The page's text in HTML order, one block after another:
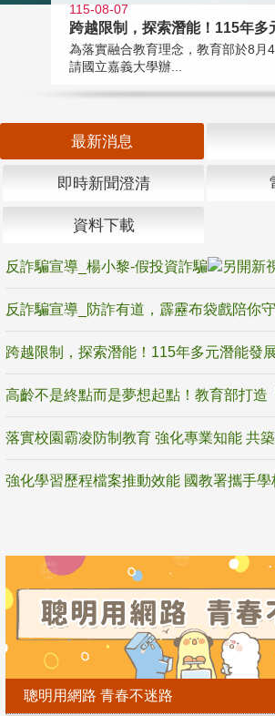
115-08-07
跨越限制，探索潛能！115年多
為落實融合教育理念，教育部於8月
請國立嘉義大學辦...
最新消息
即時新聞澄清
資料下載
反詐騙宣導_楊小黎-假投資詐騙
落實校園霸凌防制教育 強化專業知能 共
聰明用網路 青春不迷路